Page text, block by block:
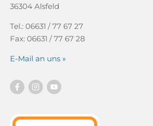
36304 Alsfeld
Tel.: 06631 / 77 67 27
Fax: 06631 / 77 67 28
E-Mail an uns »